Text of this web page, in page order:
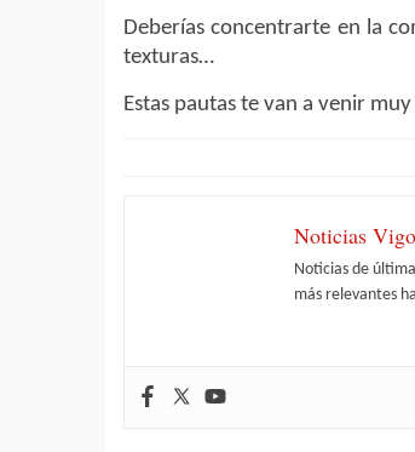
Deberías concentrarte en la
texturas…
Estas pautas te van a venir
Noticias Vigo
Noticias de
más relevantes